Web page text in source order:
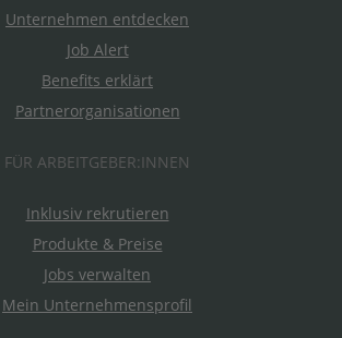
Unternehmen entdecken
Job Alert
Benefits erklärt
Partnerorganisationen
FÜR ARBEITGEBER:INNEN
Inklusiv rekrutieren
Produkte & Preise
Jobs verwalten
Mein Unternehmensprofil